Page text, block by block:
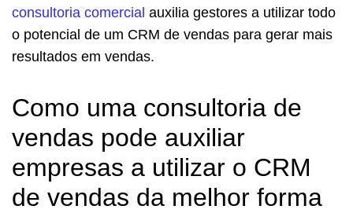
consultoria comercial auxilia gestores a utilizar todo
o potencial de um CRM de vendas para gerar mais
resultados em vendas.
Como uma consultoria de
vendas pode auxiliar
empresas a utilizar o CRM
de vendas da melhor forma